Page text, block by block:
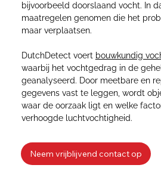
bijvoorbeeld doorslaand vocht. In
maatregelen genomen die het
maar verplaatsen.
DutchDetect voert bouwkundig
waarbij het vochtgedrag in de
geanalyseerd. Door meetbare en
gegevens vast te leggen, wordt
waar de oorzaak ligt en welke
verhoogde luchtvochtigheid.
Neem vrijblijvend contact op